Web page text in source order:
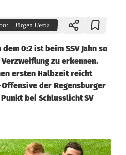
Jürgen Herda
0:2 ist beim SSV Jahn so
zu erkennen.
ersten Halbzeit reicht
der Regensburger
bei Schlusslicht SV